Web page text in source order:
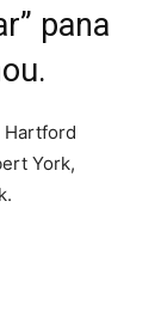
pana
York,